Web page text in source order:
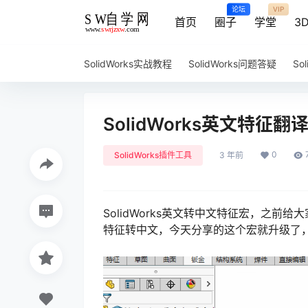
首页 圈子
论坛
学堂
VIP
SolidWorks实战教程 SolidWorks问题答疑
SolidWorks英文特征翻
SolidWorks插件工具 3 年前 0
SolidWorks英文转中文特征宏，之前给
特征转中文，今天分享的这个宏就升级